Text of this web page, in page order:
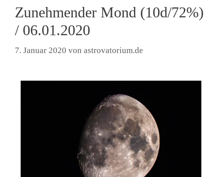
Zunehmender Mond (10d/72%)
/ 06.01.2020
7. Januar 2020 von astrovatorium.de